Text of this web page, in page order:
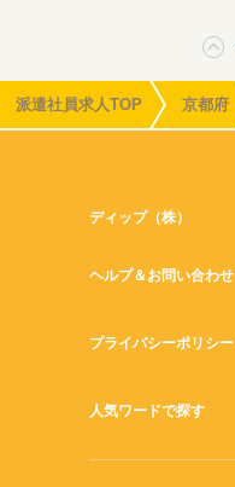
派遣社員求人TOP 京都府
ディップ（株）
ヘルプ＆お問い合わせ
プライバシーポリシー
人気ワードで探す